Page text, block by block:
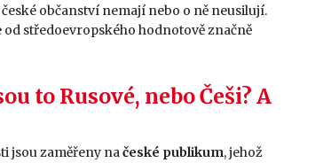
občanství nemají nebo o ně neusilují.
středoevropského hodnotově značně
to Rusové, nebo Češi? A
jsou zaměřeny načeské publikum, jehož